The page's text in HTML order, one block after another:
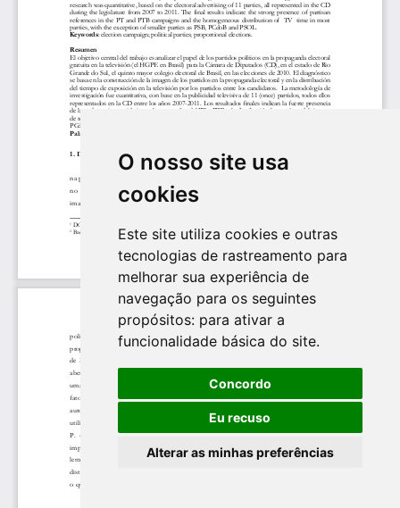
O nosso site usa
cookies
Este site utiliza cookies e outras
tecnologias de rastreamento para
melhorar sua experiência de
navegação para os seguintes
propósitos: para ativar a
funcionalidade básica do site.
Concordo
Eu recuso
Alterar as minhas preferências